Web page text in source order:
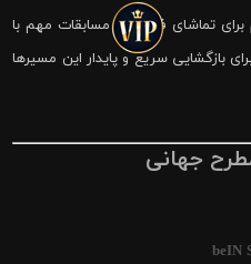
برای تماشای فوتبال و مسابقات مهم با
بازگشایی سریع و پایدار این مسیرها
جهانی
beIN